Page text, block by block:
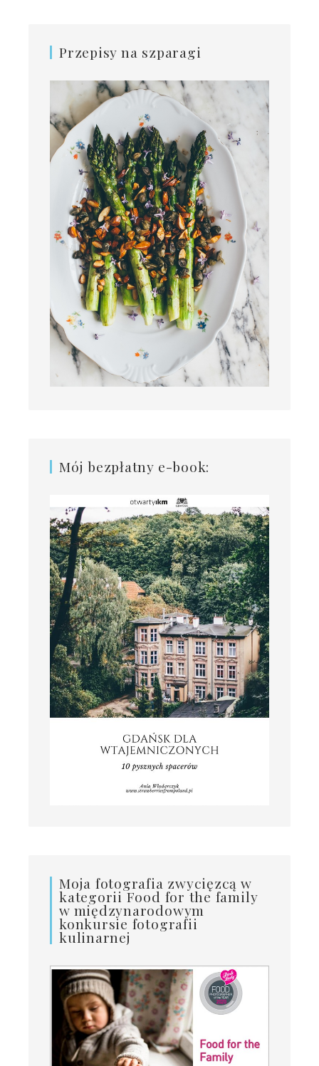
Przepisy na szparagi
Mój bezpłatny e-book:
Moja fotografia zwycięzcą w
kategorii Food for the family
w międzynarodowym
konkursie fotografii
kulinarnej